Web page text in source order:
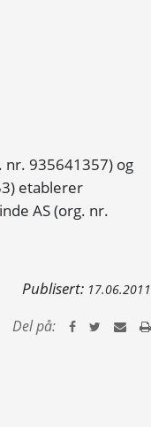
nr. 935641357) og
etablerer
AS (org. nr.
Publisert: 17.06.2011
Del på: